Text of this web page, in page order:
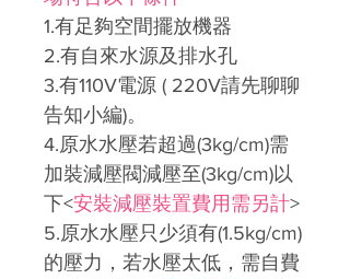
1.有足夠空間擺放機器
2.有自來水源及排水孔
3.有110V電源 ( 220V請先聊聊
告知小編)。
4.原水水壓若超過(3kg/cm)需
加裝減壓閥減壓至(3kg/cm)以
下<安裝減壓裝置費用需另計>
5.原水水壓只少須有(1.5kg/cm)
的壓力，若水壓太低，需自費